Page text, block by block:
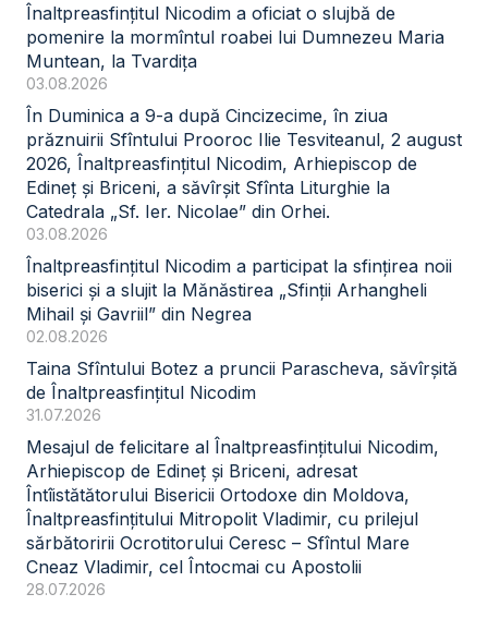
Înaltpreasfințitul Nicodim a oficiat o slujbă de
pomenire la mormîntul roabei lui Dumnezeu Maria
Muntean, la Tvardița
03.08.2026
În Duminica a 9-a după Cincizecime, în ziua
prăznuirii Sfîntului Prooroc Ilie Tesviteanul, 2 august
2026, Înaltpreasfințitul Nicodim, Arhiepiscop de
Edineț și Briceni, a săvîrșit Sfînta Liturghie la
Catedrala „Sf. Ier. Nicolae” din Orhei.
03.08.2026
Înaltpreasfințitul Nicodim a participat la sfințirea noii
biserici și a slujit la Mănăstirea „Sfinții Arhangheli
Mihail și Gavriil” din Negrea
02.08.2026
Taina Sfîntului Botez a pruncii Parascheva, săvîrșită
de Înaltpreasfințitul Nicodim
31.07.2026
Mesajul de felicitare al Înaltpreasfințitului Nicodim,
Arhiepiscop de Edineț și Briceni, adresat
Întîistătătorului Bisericii Ortodoxe din Moldova,
Înaltpreasfințitului Mitropolit Vladimir, cu prilejul
sărbătoririi Ocrotitorului Ceresc – Sfîntul Mare
Cneaz Vladimir, cel Întocmai cu Apostolii
28.07.2026